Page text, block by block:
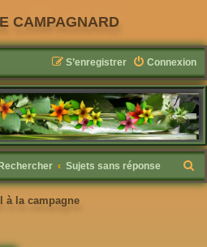
CAMPAGNARD
Connexion
S’enregistrer
Rechercher Sujets sans réponse
e
à la campagne